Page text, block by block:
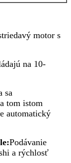
motor s
na 10-
sa
tom istom
automatický
Podávanie
a rýchlosť